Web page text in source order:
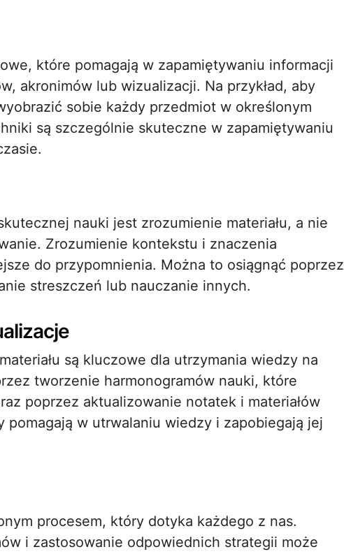
które pomagają w zapamiętywaniu informacji
akronimów lub wizualizacji. Na przykład, aby
sobie każdy przedmiot w określonym
są szczególnie skuteczne w zapamiętywaniu
nauki jest zrozumienie materiału, a nie
Zrozumienie kontekstu i znaczenia
do przypomnienia. Można to osiągnąć poprzez
streszczeń lub nauczanie innych.
są kluczowe dla utrzymania wiedzy na
tworzenie harmonogramów nauki, które
poprzez aktualizowanie notatek i materiałów
pomagają w utrwalaniu wiedzy i zapobiegają jej
procesem, który dotyka każdego z nas.
i zastosowanie odpowiednich strategii może